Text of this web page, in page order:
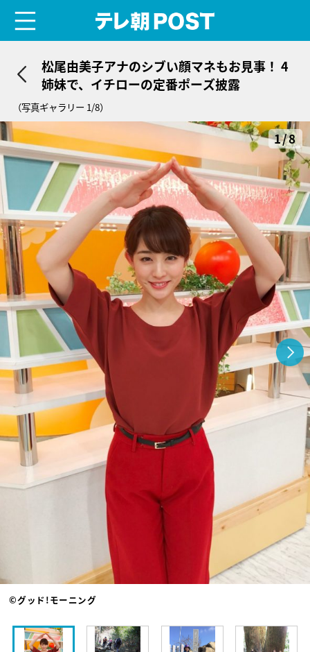
松尾由美子アナのシブい顔マネもお見事！ 4
姉妹で、イチローの定番ポーズ披露
（写真ギャラリー 1/8）
1/8
©グッド!モーニング